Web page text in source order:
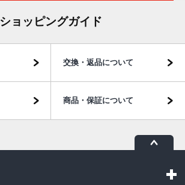
ショッピングガイド
交換・返品について
商品・保証について